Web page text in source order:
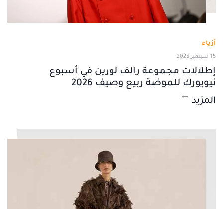
أزياء
15 سبتمبر 2025
إطلالات مجموعة رالف لورين في أسبوع
نيويورك للموضة ربيع وصيف 2026
المزيد